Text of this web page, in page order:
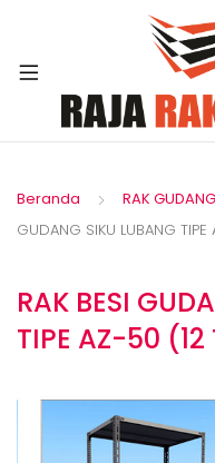
Beranda RAK GUDANG
GUDANG SIKU LUBANG
RAK BESI
TIPE AZ-50